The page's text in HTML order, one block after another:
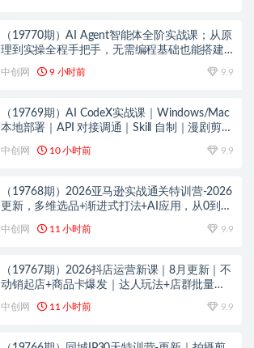
（19770期）AI Agent智能体全阶实战课；从原
理到实操全程手把手，无需编程基础也能搭建
中创网 9 小时前 9.9
（19769期）AI CodeX实战课｜Windows/Mac
本地部署｜API 对接调通｜Skill 自制｜漫剧剪辑
中创网 10 小时前 9.9
（19768期）2026亚马逊实战通关特训营-2026
更新，多维选品+渐进式打法+AI应用，从0到1
中创网 11 小时前 9.9
（19767期）2026抖店运营新课｜8月更新｜不
动销起店+商品卡爆发｜达人玩法+店群批量复
中创网 11 小时前 9.9